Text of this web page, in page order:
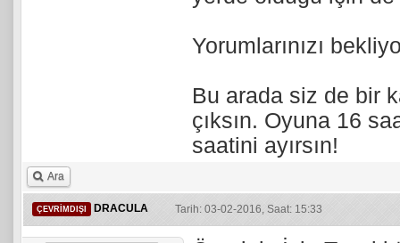
Yorumlarınızı
Bu arada siz de bir
çıksın. Oyuna 16
saatini ayırsın!
Ara
ÇEVRIMDIŞI DRACULA Tarih: 03-02-2016, Saat: 15:33